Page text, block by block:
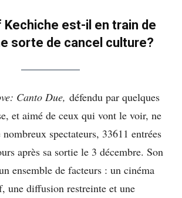
est-il en train de
sorte de cancel culture?
Canto Due, défendu par quelques
et aimé de ceux qui vont le voir, ne
spectateurs, 33611 entrées
après sa sortie le 3 décembre. Son
ensemble de facteurs : un cinéma
une diffusion restreinte et une